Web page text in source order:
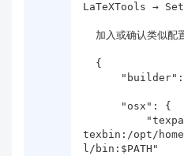
LaTeXTools →
texbin:/opt/
l/bin:$PATH"